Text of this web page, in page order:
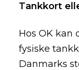
Tankkort
Hos OK kan
fysiske
Danmarks